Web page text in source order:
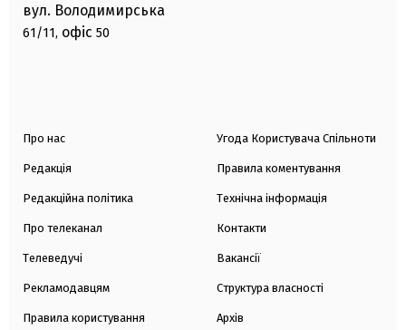
вул. Володимирська
61/11, офіс 50
Про нас
Редакція
Редакційна політика
Про телеканал
Телеведучі
Рекламодавцям
Правила користування
Угода Користувача Спільноти
Правила коментування
Технічна інформація
Контакти
Вакансії
Структура власності
Архів